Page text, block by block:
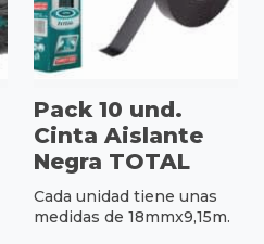
Pack 10 und.
Cinta Aislante
Negra TOTAL
Cada unidad tiene unas
medidas de 18mmx9,15m.